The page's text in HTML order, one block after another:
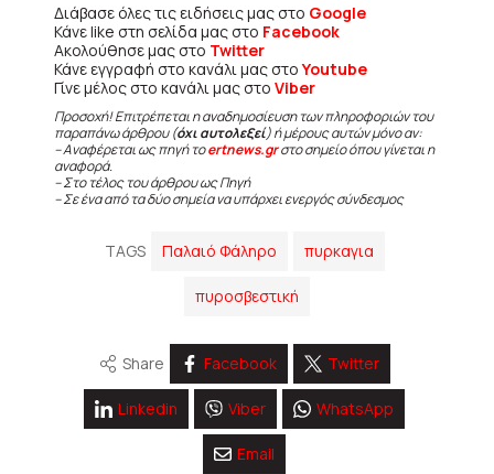
Διάβασε όλες τις ειδήσεις μας στο Google
Κάνε like στη σελίδα μας στο Facebook
Ακολούθησε μας στο Twitter
Κάνε εγγραφή στο κανάλι μας στοYoutube
Γίνε μέλος στο κανάλι μας στο Viber
Προσοχή! Επιτρέπεται η αναδημοσίευση των πληροφοριών του
παραπάνω άρθρου (όχι αυτολεξεί) ή μέρους αυτών μόνο αν:
– Αναφέρεται ως πηγή τοertnews.grστο σημείο όπου γίνεται η
αναφορά.
– Στο τέλος του άρθρου ως Πηγή
– Σε ένα από τα δύο σημεία να υπάρχει ενεργός σύνδεσμος
TAGS Παλαιό Φάληρο πυρκαγια
πυροσβεστική
Share Facebook Twitter
Linkedin Viber WhatsApp
Email